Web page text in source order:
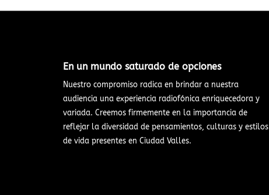
En un mundo saturado de opciones​
Nuestro compromiso radica en brindar a nuestra
audiencia una experiencia radiofónica enriquecedora y
variada. Creemos firmemente en la importancia de
reflejar la diversidad de pensamientos, culturas y estilos
de vida presentes en Ciudad Valles.